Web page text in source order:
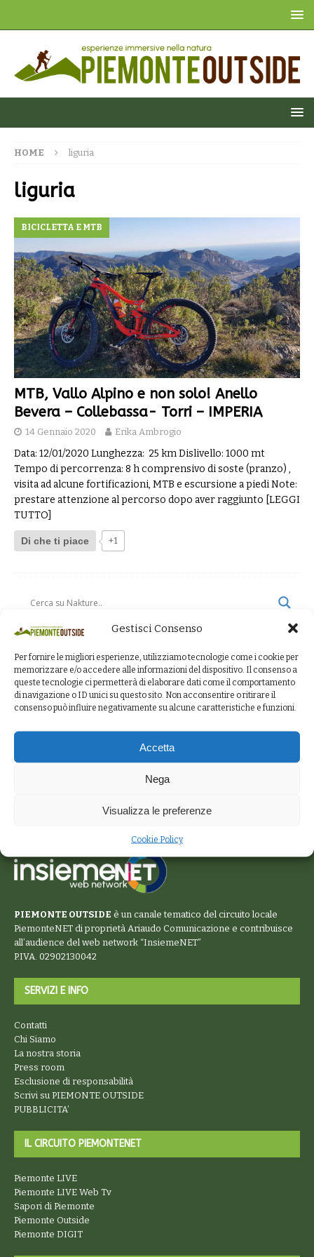
Gestisci Consenso
Per fornire le migliori esperienze, utilizziamo tecnologie come i cookie per
memorizzare e/o accedere alle informazioni del dispositivo. Il consenso a
queste tecnologie ci permetterà di elaborare dati come il comportamento
di navigazione o ID unici su questo sito. Non acconsentire o ritirare il
consenso può influire negativamente su alcune caratteristiche e funzioni.
Accetta
Nega
Visualizza le preferenze
Cookie Policy
HOME liguria
liguria
BICICLETTA E MTB
MTB, Vallo Alpino e non solo! Anello
Bevera – Collebassa- Torri – IMPERIA
14 Gennaio 2020 Erika Ambrogio
Data: 12/01/2020 Lunghezza: 25 km Dislivello: 1000 mt
Tempo di percorrenza: 8 h comprensivo di soste (pranzo) ,
visita ad alcune fortificazioni, MTB e escursione a piedi Note:
prestare attenzione al percorso dopo aver raggiunto [LEGGI
TUTTO]
Di che ti piace +1
PIEMONTE OUTSIDE è un canale tematico del circuito locale
PiemonteNET di proprietà Ariaudo Comunicazione e contribuisce
all’audience del web network “InsiemeNET”
P.IVA. 02902130042
SERVIZI E INFO
Contatti
Chi Siamo
La nostra storia
Press room
Esclusione di responsabilità
Scrivi su PIEMONTE OUTSIDE
PUBBLICITA’
IL CIRCUITO PIEMONTENET
Piemonte LIVE
Piemonte LIVE Web Tv
Sapori di Piemonte
Piemonte Outside
Piemonte DIGIT